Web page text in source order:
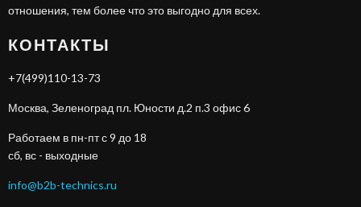
отношения, тем более что это выгодно для всех.
КОНТАКТЫ
+7(499)110-13-73
Москва, Зеленоград пл. Юности д.2 п.3 офис 6
Работаем в пн-пт с 9 до 18
сб, вс - выходные
info@b2b-technics.ru